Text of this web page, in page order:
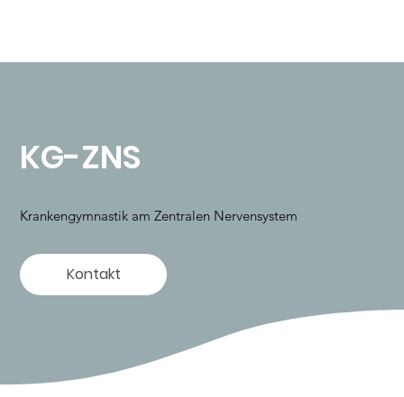
KG-ZNS
Krankengymnastik am Zentralen Nervensystem
Kontakt